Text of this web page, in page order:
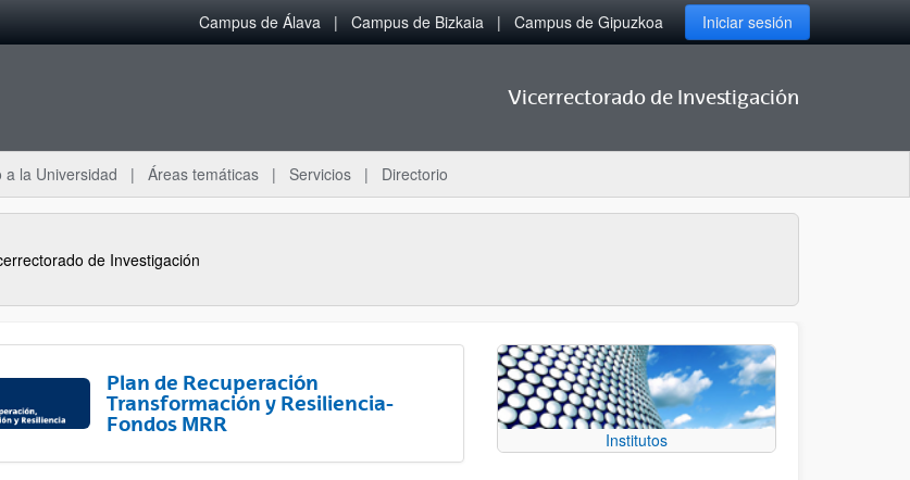
Campus de Álava Campus de Bizkaia Campus de Gipuzkoa Iniciar sesión
Vicerrectorado de Investigación
a la Universidad Áreas temáticas Servicios Directorio
de Investigación
Plan de Recuperación
Transformación y Resiliencia-
Fondos MRR
Institutos